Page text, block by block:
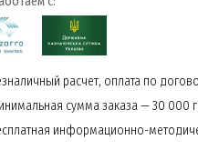
расчет, оплата по
сумма заказа — 30 000
информационно-